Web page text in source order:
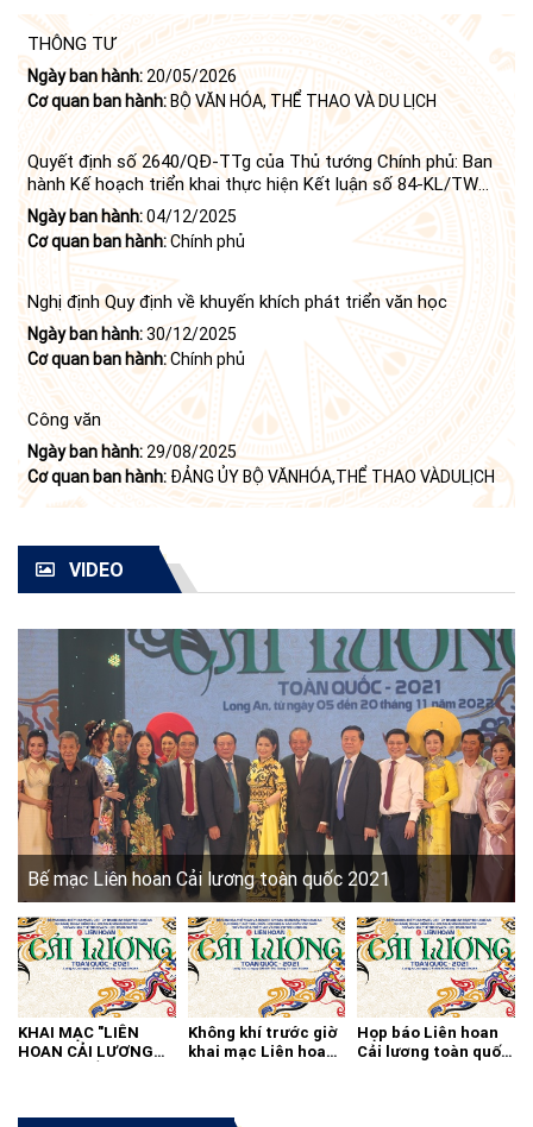
THÔNG TƯ
Ngày ban hành: 20/05/2026
Cơ quan ban hành:BỘ VĂN HÓA, THỂ THAO VÀ DU LỊCH
Quyết định số 2640/QĐ-TTg của Thủ tướng Chính phủ: Ban
hành Kế hoạch triển khai thực hiện Kết luận số 84-KL/TW
ngày 21 tháng 6 năm 2024 của Bộ Chính trị tiếp tục thực
hiện Nghị quyết số 23-NQ/TW ngày 16 tháng 6 năm 2008
của Bộ Chính trị (khóa X) về "tiếp tục xây dựng và phát triển
văn học, nghệ thuật trong thời kỳ mới"
Ngày ban hành:04/12/2025
Cơ quan ban hành:Chính phủ
Nghị định Quy định về khuyến khích phát triển văn học
Ngày ban hành:30/12/2025
Cơ quan ban hành:Chính phủ
Công văn
Ngày ban hành: 29/08/2025
Cơ quan ban hành: ĐẢNG ỦY BỘ VĂNHÓA,THỂ THAO VÀDULỊCH
VIDEO
Bế mạc Liên hoan Cải lương toàn quốc 2021
KHAI MẠC "LIÊN
HOAN CẢI LƯƠNG
Không khí trước giờ
khai mạc Liên hoan
Họp báo Liên hoan
Cải lương toàn quốc